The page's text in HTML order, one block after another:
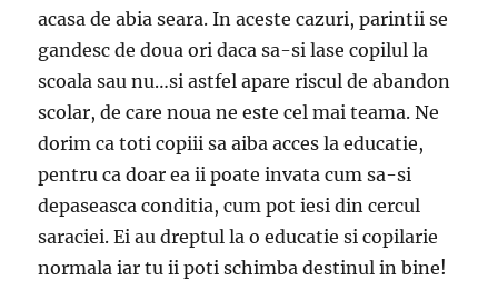
acasa de abia seara. In aceste cazuri, parintii se
gandesc de doua ori daca sa-si lase copilul la
scoala sau nu…si astfel apare riscul de abandon
scolar, de care noua ne este cel mai teama. Ne
dorim ca toti copiii sa aiba acces la educatie,
pentru ca doar ea ii poate invata cum sa-si
depaseasca conditia, cum pot iesi din cercul
saraciei. Ei au dreptul la o educatie si copilarie
normala iar tu ii poti schimba destinul in bine!